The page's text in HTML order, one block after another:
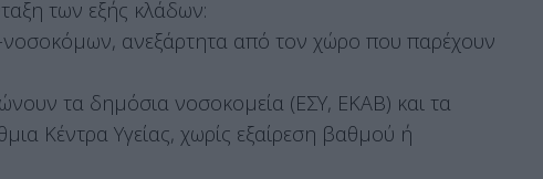
των εξής κλάδων:
ανεξάρτητα από τον χώρο που παρέχουν
τα δημόσια νοσοκομεία (ΕΣΥ, ΕΚΑΒ) και τα
Κέντρα Υγείας, χωρίς εξαίρεση βαθμού ή